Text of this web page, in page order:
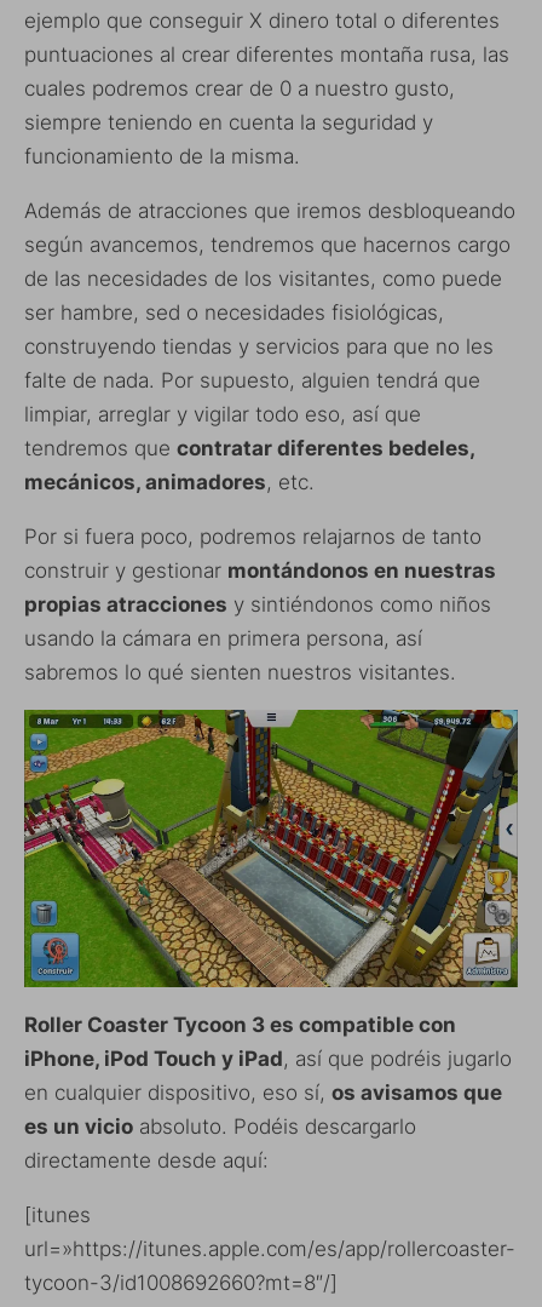
ejemplo que conseguir X dinero total o diferentes
puntuaciones al crear diferentes montaña rusa, las
cuales podremos crear de 0 a nuestro gusto,
siempre teniendo en cuenta la seguridad y
funcionamiento de la misma.
Además de atracciones que iremos desbloqueando
según avancemos, tendremos que hacernos cargo
de las necesidades de los visitantes, como puede
ser hambre, sed o necesidades fisiológicas,
construyendo tiendas y servicios para que no les
falte de nada. Por supuesto, alguien tendrá que
limpiar, arreglar y vigilar todo eso, así que
tendremos que contratar diferentes bedeles,
mecánicos, animadores, etc.
Por si fuera poco, podremos relajarnos de tanto
construir y gestionar montándonos en nuestras
propias atracciones y sintiéndonos como niños
usando la cámara en primera persona, así
sabremos lo qué sienten nuestros visitantes.
Roller Coaster Tycoon 3 es compatible con
iPhone, iPod Touch y iPad, así que podréis jugarlo
en cualquier dispositivo, eso sí, os avisamos que
es un vicio absoluto. Podéis descargarlo
directamente desde aquí:
[itunes
url=»https://itunes.apple.com/es/app/rollercoaster-
tycoon-3/id1008692660?mt=8″/]